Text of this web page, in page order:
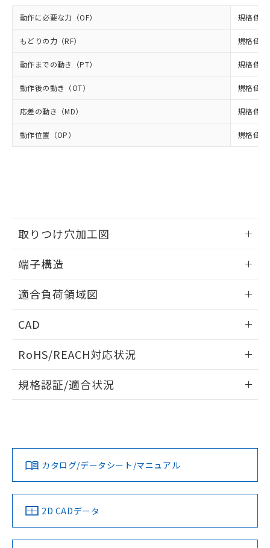
動作に必要な力（OF） 規格値
もどりの力（RF） 規格値
動作までの動き（PT） 規格値
動作後の動き（OT） 規格値
応差の動き（MD） 規格値
動作位置（OP） 規格値
取りつけ穴加工図
ねじ取りつけ穴加工図
端子構造
適合負荷領域図
CAD
ドすることができます。
ログイン/会員登録
ダウンロードデータをご利用いただく前に、以下を必ずお読
みください。
ソフトウェアの使用条件
RoHS/REACH対応状況
EU RoHS 注意事項・凡例
対応済み
中国 RoHS 注意事項・凡例
規格認証/適合状況
カタログ/データシート/マニュアル
2D CADデータ
事前の承諾なく第三者に漏洩または開
示しないようお願いします。
マイパーツ機能（部品リスト作成サー
ビス）をご利用いただくには、I-Web
あります。
登録された部品リストについて、当社
品・サービスに関するお客様との取
引・商談に必要な範囲で利用すること
※2 対応予定月
部品在庫の切り替え状況などにより、予定
※3 非含有証明書ダウンロード
下記の非含有証明書をダウンロードするこ
とができます。
ものではありません。
また、RoHS指令のフタル酸エステル類４
物質の対応では、対応完了までの期間は出
荷製品に未対応品が混在することから備考
欄に対応日を記載しておりました。
していることから、特段のことがない限
り、2022年1月12日より割愛しておりま
「ｅ」：有害物質（10物質）のすべてが基
「10」：通常の使用状況下において有害物
及ぼさない年数を意味します。
い合わせください。
当社は、貴社製品を第三者に販売する
場合は、上記1、2および3の内容を当
販売先および販売に係わる関係者が違
り引きをいたしません。
合意する キャンセル
機器販売店・当社販売員にご確
認ください)
白
情報を公開していない機種